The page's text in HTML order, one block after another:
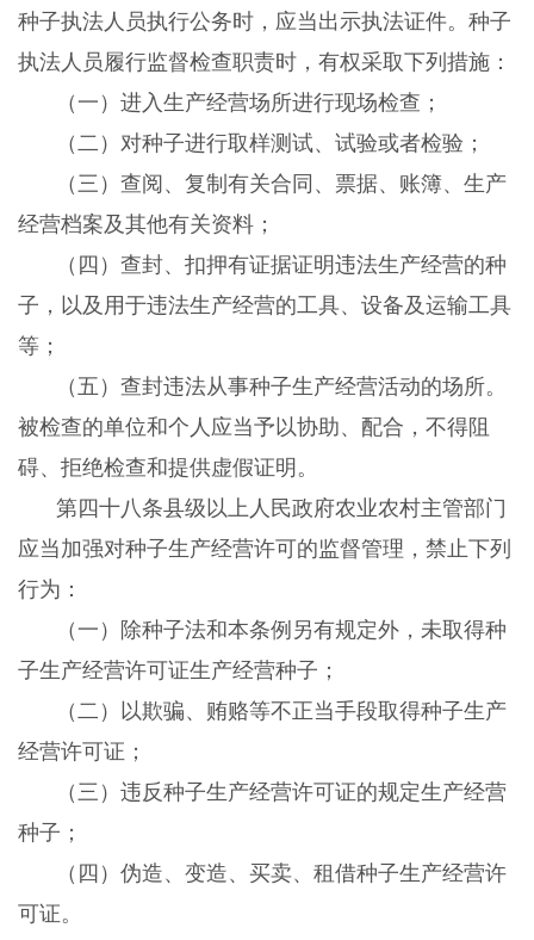
种子执法人员执行公务时，应当出示执法证件。种子
执法人员履行监督检查职责时，有权采取下列措施：
（一）进入生产经营场所进行现场检查；
（二）对种子进行取样测试、试验或者检验；
（三）查阅、复制有关合同、票据、账簿、生产
经营档案及其他有关资料；
（四）查封、扣押有证据证明违法生产经营的种
子，以及用于违法生产经营的工具、设备及运输工具
等；
（五）查封违法从事种子生产经营活动的场所。
被检查的单位和个人应当予以协助、配合，不得阻
碍、拒绝检查和提供虚假证明。
第四十八条县级以上人民政府农业农村主管部门
应当加强对种子生产经营许可的监督管理，禁止下列
行为：
（一）除种子法和本条例另有规定外，未取得种
子生产经营许可证生产经营种子；
（二）以欺骗、贿赂等不正当手段取得种子生产
经营许可证；
（三）违反种子生产经营许可证的规定生产经营
种子；
（四）伪造、变造、买卖、租借种子生产经营许
可证。